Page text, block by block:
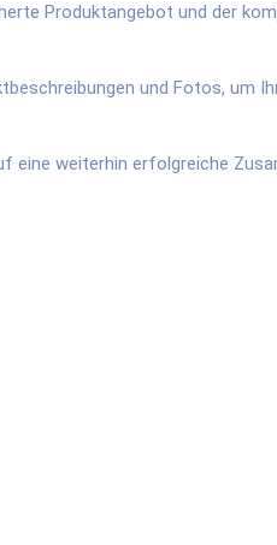
Produktangebot und der
und Fotos, um
eine weiterhin erfolgreiche